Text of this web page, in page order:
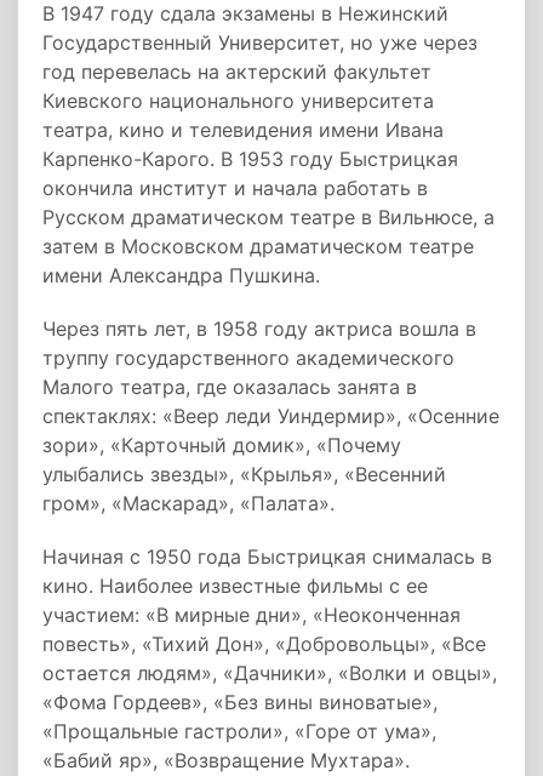
В 1947 году сдала экзамены в Нежинский
Государственный Университет, но уже через
год перевелась на актерский факультет
Киевского национального университета
театра, кино и телевидения имени Ивана
Карпенко-Карого. В 1953 году Быстрицкая
окончила институт и начала работать в
Русском драматическом театре в Вильнюсе, а
затем в Московском драматическом театре
имени Александра Пушкина.
Через пять лет, в 1958 году актриса вошла в
труппу государственного академического
Малого театра, где оказалась занята в
спектаклях: «Веер леди Уиндермир», «Осенние
зори», «Карточный домик», «Почему
улыбались звезды», «Крылья», «Весенний
гром», «Маскарад», «Палата».
Начиная с 1950 года Быстрицкая снималась в
кино. Наиболее известные фильмы с ее
участием: «В мирные дни», «Неоконченная
повесть», «Тихий Дон», «Добровольцы», «Все
остается людям», «Дачники», «Волки и овцы»,
«Фома Гордеев», «Без вины виноватые»,
«Прощальные гастроли», «Горе от ума»,
«Бабий яр», «Возвращение Мухтара».